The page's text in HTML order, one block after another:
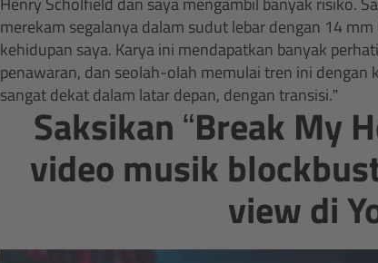
merekam segalanya dalam sudut lebar dengan 14
kehidupan saya. Karya ini mendapatkan banyak
penawaran, dan seolah-olah memulai tren ini dengan
sangat dekat dalam latar depan, dengan transisi.”
Saksikan “Break My
video musik
view di